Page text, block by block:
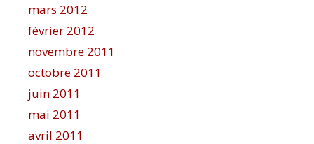
mars 2012
février 2012
novembre 2011
octobre 2011
juin 2011
mai 2011
avril 2011